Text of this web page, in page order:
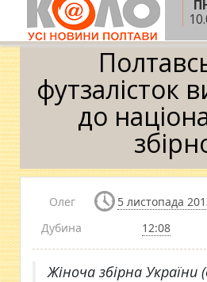
Головна » Новини »
викликали до національної
футзалісток
до
Олег
Дубина
5 листопада
12:08
Жіноча збірна